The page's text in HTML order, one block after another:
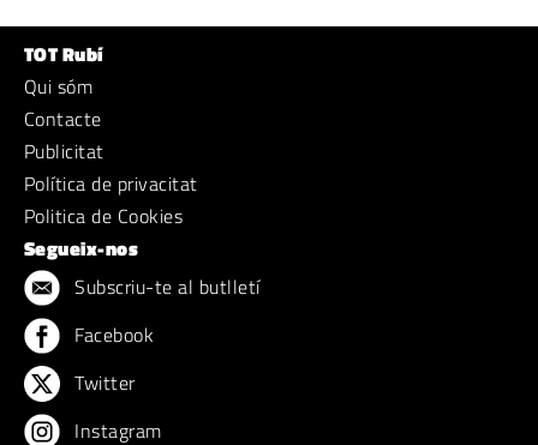
TOT Rubí
Qui sóm
Contacte
Publicitat
Política de privacitat
Politica de Cookies
Segueix-nos
Subscriu-te al butlletí
Facebook
Twitter
Instagram